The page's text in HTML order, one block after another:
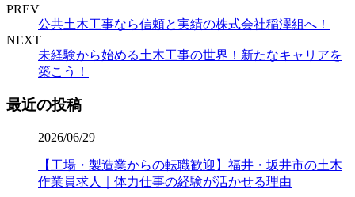
PREV
公共土木工事なら信頼と実績の株式会社稲澤組へ！
NEXT
未経験から始める土木工事の世界！新たなキャリアを
築こう！
最近の投稿
2026/06/29
【工場・製造業からの転職歓迎】福井・坂井市の土木
作業員求人｜体力仕事の経験が活かせる理由